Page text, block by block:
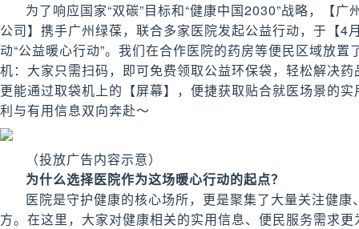
为了响应国家“双碳”目标和“健康中国2030”战略，【广
公司】携手广州绿葆，联合多家医院发起公益行动，于【4
动“公益暖心行动”。我们在合作医院的药房等便民区域放置
机：大家只需扫码，即可免费领取公益环保袋，轻松解决
更能通过取袋机上的【屏幕】，便捷获取贴合就医场景的
利与有用信息双向奔赴～
（投放广告内容示意）
为什么选择医院作为这场暖心行动的起点？
医院是守护健康的核心场所，更是聚集了大量关注健
方。在这里，大家对健康相关的实用信息、便民服务需求